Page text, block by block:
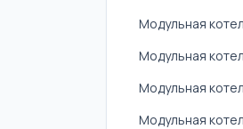
Модульная
Модульная
Модульная
Модульная